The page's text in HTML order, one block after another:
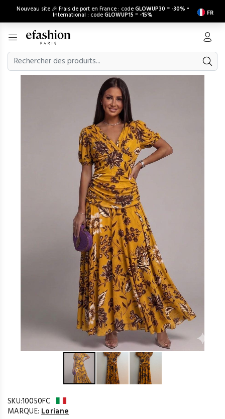
Nouveau site 🎉 Frais de port en France : codeGLOWUP30 = -30% •
International : codeGLOWUP15 = -15% FR
SKU:10050FC
MARQUE: Loriane